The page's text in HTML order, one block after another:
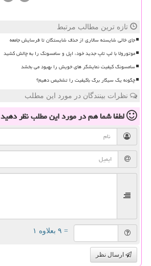
تازه ترین مطالب مرتبط
جای خالی شایسته سالاری از حذف شایستگان تا فرسایش جامعه
موتورولا با لپ تاپ جدید خود، اپل و سامسونگ را به چالش کشید
سامسونگ کیفیت نمایشگر های خویش را بهبود می بخشد
چگونه یک سیگار برگ باکیفیت را تشخیص دهیم؟
نظرات بینندگان در مورد این مطلب
لطفا شما همدر مورد این مطلبنظر دهید
= ۹ بعلاوه ۱
ارسال نظر